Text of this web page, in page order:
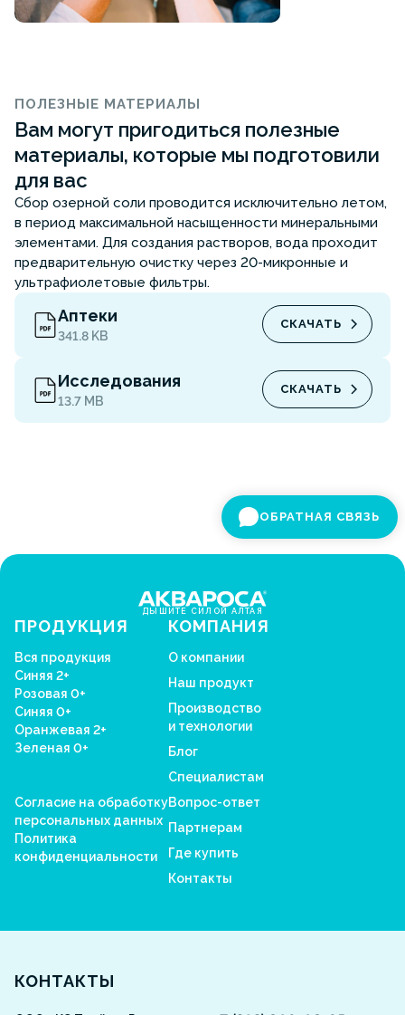
ПОЛЕЗНЫЕ МАТЕРИАЛЫ
Вам могут пригодиться полезные
материалы, которые мы подготовили
для вас
Сбор озерной соли проводится исключительно летом,
в период максимальной насыщенности минеральными
элементами. Для создания растворов, вода проходит
предварительную очистку через 20-микронные и
ультрафиолетовые фильтры.
Аптеки
341.8 KB
СКАЧАТЬ
Исследования
13.7 MB
СКАЧАТЬ
ОБРАТНАЯ СВЯЗЬ
ДЫШИТЕ СИЛОЙ АЛТАЯ
ПРОДУКЦИЯ
Вся продукция
Синяя 2+
Розовая 0+
Синяя 0+
Оранжевая 2+
Зеленая 0+
Согласие на обработку
персональных данных
Политика
конфиденциальности
КОМПАНИЯ
О компании
Наш продукт
Производство
и технологии
Блог
Специалистам
Вопрос-ответ
Партнерам
Где купить
Контакты
Aquarosa
КОНТАКТЫ